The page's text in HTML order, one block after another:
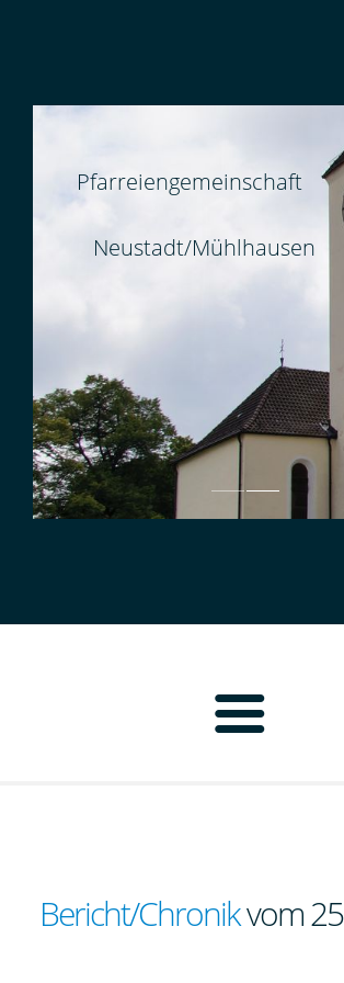
Pfarreiengemeinschaft
Neustadt/Mühlhausen
Personen
Bericht/Chronikvom